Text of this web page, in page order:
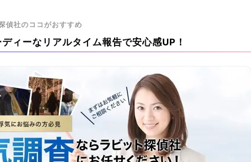
偵社のココがおすすめ
ィーなリアルタイム報告で安心感UP！